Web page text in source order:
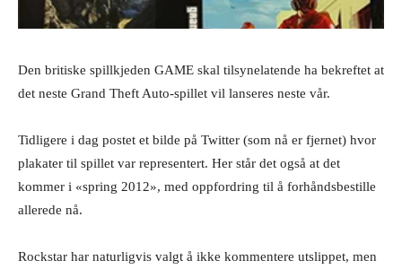
Den britiske spillkjeden GAME skal tilsynelatende ha bekreftet at
det neste Grand Theft Auto-spillet vil lanseres neste vår.
Tidligere i dag postet et bilde på Twitter (som nå er fjernet) hvor
plakater til spillet var representert. Her står det også at det
kommer i «spring 2012», med oppfordring til å forhåndsbestille
allerede nå.
Rockstar har naturligvis valgt å ikke kommentere utslippet, men